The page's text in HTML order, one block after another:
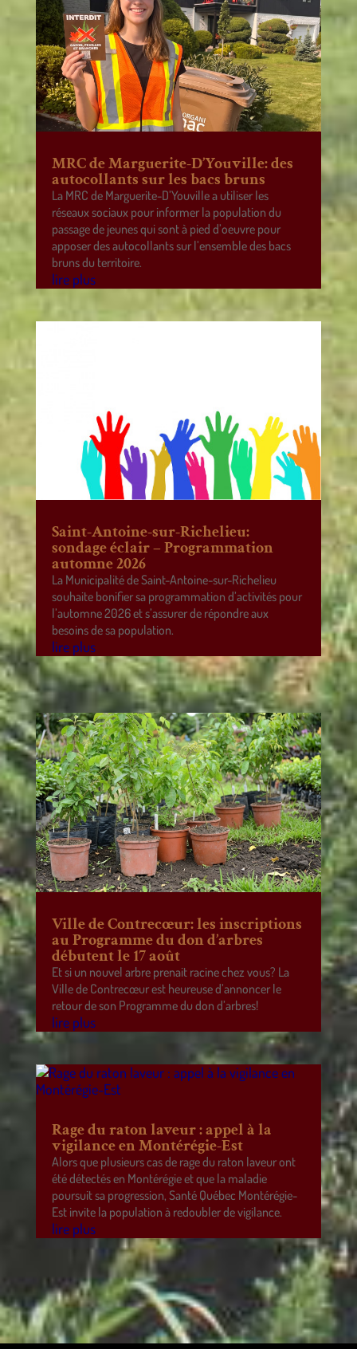
MRC de Marguerite-D’Youville: des
autocollants sur les bacs bruns
La MRC de Marguerite-D’Youville a utiliser les
réseaux sociaux pour informer la population du
passage de jeunes qui sont à pied d’oeuvre pour
apposer des autocollants sur l’ensemble des bacs
bruns du territoire.
lire plus
Saint-Antoine-sur-Richelieu:
sondage éclair – Programmation
automne 2026
La Municipalité de Saint-Antoine-sur-Richelieu
souhaite bonifier sa programmation d’activités pour
l’automne 2026 et s’assurer de répondre aux
besoins de sa population.
lire plus
Ville de Contrecœur: les inscriptions
au Programme du don d’arbres
débutent le 17 août
Et si un nouvel arbre prenait racine chez vous? La
Ville de Contrecœur est heureuse d’annoncer le
retour de son Programme du don d’arbres!
lire plus
Rage du raton laveur : appel à la
vigilance en Montérégie-Est
Alors que plusieurs cas de rage du raton laveur ont
été détectés en Montérégie et que la maladie
poursuit sa progression, Santé Québec Montérégie-
Est invite la population à redoubler de vigilance.
lire plus